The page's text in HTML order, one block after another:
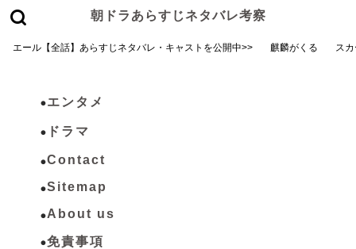
朝ドラあらすじネタバレ考察
エール【全話】あらすじネタバレ・キャストを公開中>> 麒麟がくる ス
エンタメ
ドラマ
Contact
Sitemap
About us
免責事項